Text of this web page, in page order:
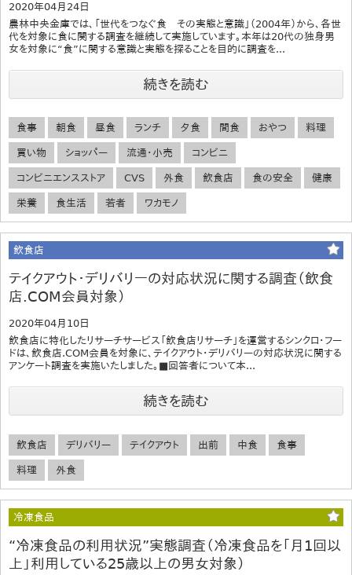
2020年04月24日
農林中央金庫では、「世代をつなぐ食 その実態と意識」（2004年）から、各世
代を対象に食に関する調査を継続して実施しています。本年は20代の独身男
女を対象に“食”に関する意識と実態を探ることを目的に調査を...
続きを読む
食事 朝食 昼食 ランチ 夕食 間食 おやつ 料理
買い物 ショッパー 流通・小売 コンビニ
コンビニエンスストア CVS 外食 飲食店 食の安全 健康
栄養 食生活 若者 ワカモノ
飲食店
テイクアウト・デリバリーの対応状況に関する調査（飲食
店.COM会員対象）
2020年04月10日
飲食店に特化したリサーチサービス「飲食店リサーチ」を運営するシンクロ・フー
ドは、飲食店.COM会員を対象に、テイクアウト・デリバリーの対応状況に関する
アンケート調査を実施いたしました。■回答者について本...
続きを読む
飲食店 デリバリー テイクアウト 出前 中食 食事
料理 外食
冷凍食品
“冷凍食品の利用状況”実態調査（冷凍食品を「月1回以
上」利用している25歳以上の男女対象）